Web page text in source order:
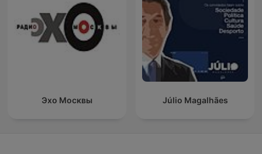
Эхо Москвы Júlio Magalhães